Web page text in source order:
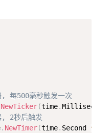
每500毫秒触发一次
NewTicker(time.Millisecond
2秒后触发
. NewTimer(time. Second *